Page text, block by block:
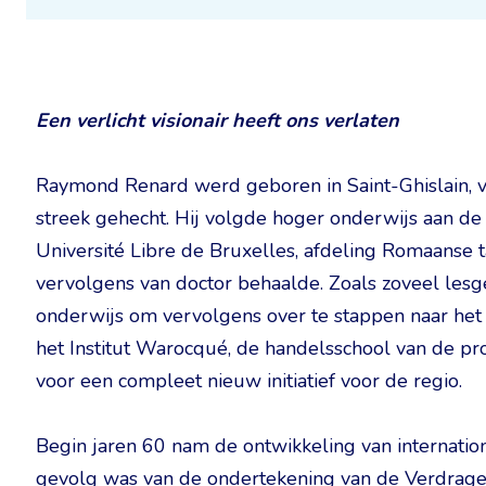
Een verlicht visionair heeft ons verlaten
Raymond Renard werd geboren in Saint-
streek gehecht. Hij volgde hoger onderwijs aan
Université Libre de Bruxelles, afdeling
vervolgens van doctor behaalde. Zoals zoveel
onderwijs om vervolgens over te stappen naar
het Institut Warocqué, de handelsschool van de
voor een compleet nieuw initiatief voor de regio.
Begin jaren 60 nam de ontwikkeling van
gevolg was van de ondertekening van de